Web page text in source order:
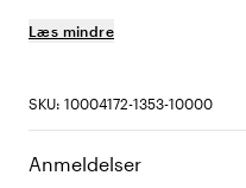
Læs mindre
SKU: 10004172-1353-10000
Anmeldelser